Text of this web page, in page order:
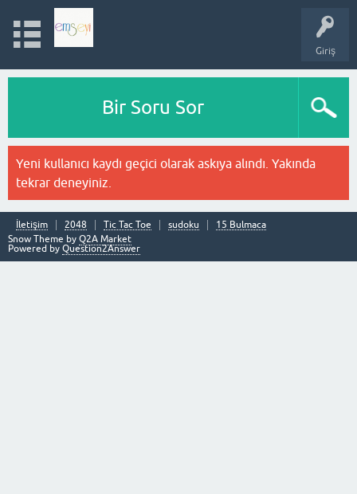
Giriş
Bir Soru Sor
Yeni kullanıcı kaydı geçici olarak askıya alındı. Yakında
tekrar deneyiniz.
İletişim 2048 Tic Tac Toe sudoku
15 Bulmaca
Snow Theme by Q2A Market
Powered by Question2Answer